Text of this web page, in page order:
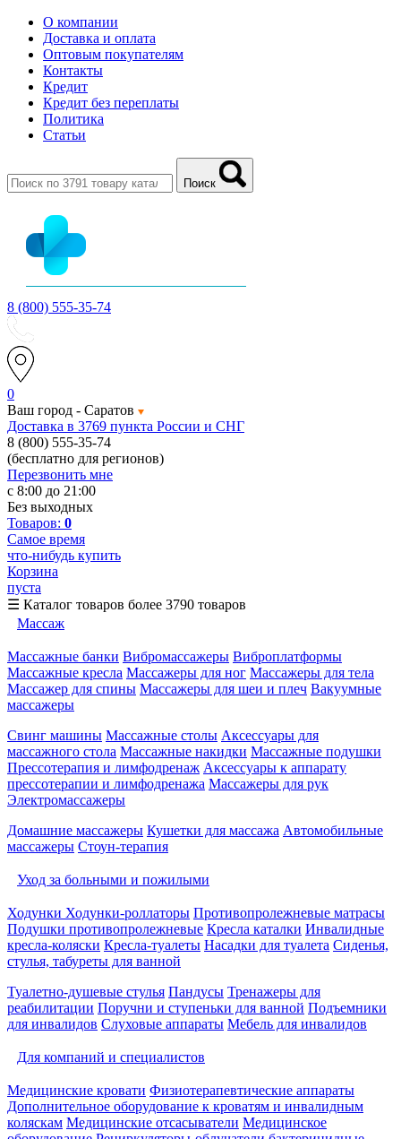
О компании
Доставка и оплата
Оптовым покупателям
Контакты
Кредит
Кредит без переплаты
Политика
Статьи
Поиск
8 (800) 555-35-74
0
Ваш город - Саратов
Доставка в 3769 пункта России и СНГ
8 (800) 555-35-74
(бесплатно для регионов)
Перезвонить мне
с 8:00 до 21:00
Без выходных
Товаров: 0
Самое время
что-нибудь купить
Корзина
пуста
☰ Каталог товаров более 3790 товаров
Массаж
Массажные банки Вибромассажеры Виброплатформы
Массажные кресла Массажеры для ног Массажеры для тела
Массажер для спины Массажеры для шеи и плеч Вакуумные
массажеры
Свинг машины Массажные столы Аксессуары для
массажного стола Массажные накидки Массажные подушки
Прессотерапия и лимфодренаж Аксессуары к аппарату
прессотерапии и лимфодренажа Массажеры для рук
Электромассажеры
Домашние массажеры Кушетки для массажа Автомобильные
массажеры Стоун-терапия
Уход за больными и пожилыми
Ходунки Ходунки-роллаторы Противопролежневые матрасы
Подушки противопролежневые Кресла каталки Инвалидные
кресла-коляски Кресла-туалеты Насадки для туалета Сиденья,
стулья, табуреты для ванной
Туалетно-душевые стулья Пандусы Тренажеры для
реабилитации Поручни и ступеньки для ванной Подъемники
для инвалидов Слуховые аппараты Мебель для инвалидов
Для компаний и специалистов
Медицинские кровати Физиотерапевтические аппараты
Дополнительное оборудование к кроватям и инвалидным
коляскам Медицинские отсасыватели Медицинское